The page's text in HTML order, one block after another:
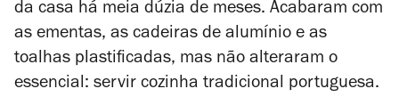
da casa há meia dúzia de meses. Acabaram com
as ementas, as cadeiras de alumínio e as
toalhas plastificadas, mas não alteraram o
essencial: servir cozinha tradicional portuguesa.